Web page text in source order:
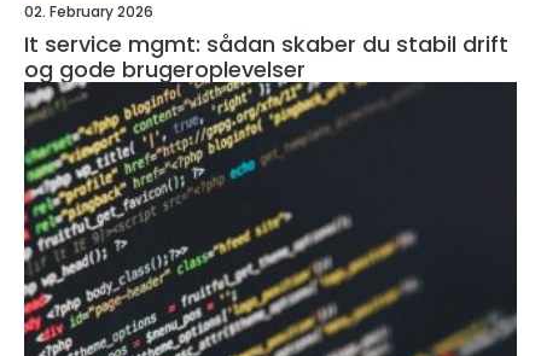
02. February 2026
It service mgmt: sådan skaber du stabil drift
og gode brugeroplevelser